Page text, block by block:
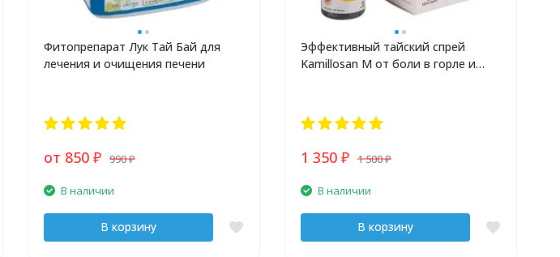
Фитопрепарат Лук Тай Бай для
лечения и очищения печени
от 850 ₽ 990₽
В наличии
В корзину
Эффективный тайский спрей
Kamillosan M от боли в горле и
1 350 ₽ 1 500₽
В наличии
В корзину